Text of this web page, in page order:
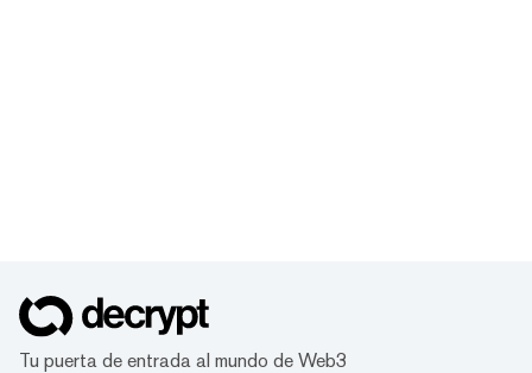
Tu puerta de entrada al mundo de Web3